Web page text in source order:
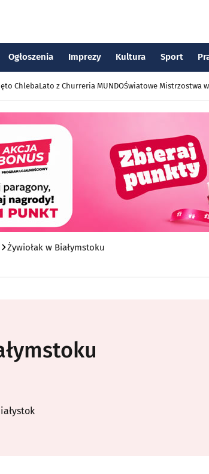
Ogłoszenia Imprezy Kultura Sport
ChlebaLato z Churreria MUNDOŚwiatowe Mistrzostwa
Żywiołak w Białymstoku